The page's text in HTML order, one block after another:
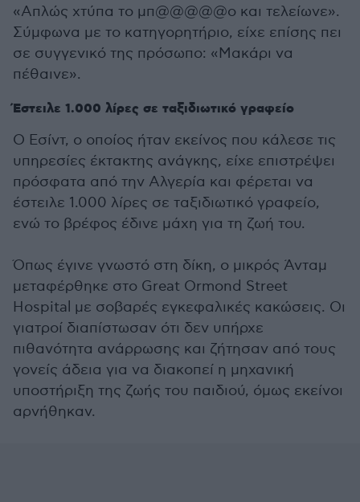
«Απλώς χτύπα το μπ@@@@@ο και τελείωνε».
Σύμφωνα με το κατηγορητήριο, είχε επίσης πει
σε συγγενικό της πρόσωπο: «Μακάρι να
πέθαινε».
Έστειλε 1.000 λίρες σε ταξιδιωτικό γραφείο
Ο Εσίντ, ο οποίος ήταν εκείνος που κάλεσε τις
υπηρεσίες έκτακτης ανάγκης, είχε επιστρέψει
πρόσφατα από την Αλγερία και φέρεται να
έστειλε 1.000 λίρες σε ταξιδιωτικό γραφείο,
ενώ το βρέφος έδινε μάχη για τη ζωή του.
Όπως έγινε γνωστό στη δίκη, ο μικρός Άνταμ
μεταφέρθηκε στο Great Ormond Street
Hospital με σοβαρές εγκεφαλικές κακώσεις. Οι
γιατροί διαπίστωσαν ότι δεν υπήρχε
πιθανότητα ανάρρωσης και ζήτησαν από τους
γονείς άδεια για να διακοπεί η μηχανική
υποστήριξη της ζωής του παιδιού, όμως εκείνοι
αρνήθηκαν.